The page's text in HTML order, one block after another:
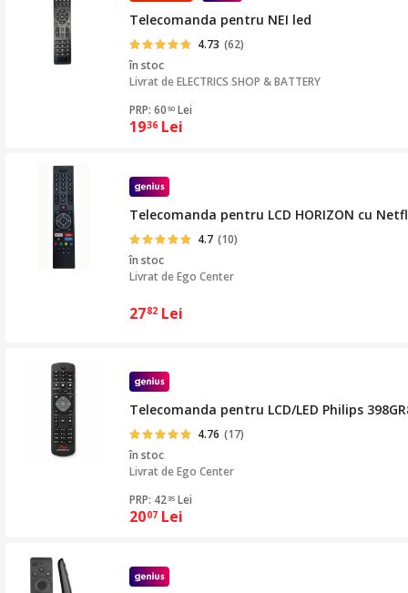
Telecomanda pentru NEI led
4.73 (62)
în stoc
Livrat deELECTRICS SHOP & BATTERY
PRP: 60 50 Lei
1936 Lei
Telecomanda pentru LCD HORIZON cu
4.7 (10)
în stoc
Livrat deEgo Center
2782 Lei
Telecomanda pentru LCD/LED Philips
4.76 (17)
în stoc
Livrat deEgo Center
PRP: 4235 Lei
2007 Lei